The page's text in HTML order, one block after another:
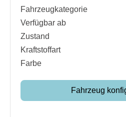
Fahrzeugkategorie
Verfügbar ab
Zustand
Kraftstoffart
Farbe
Fahrzeug